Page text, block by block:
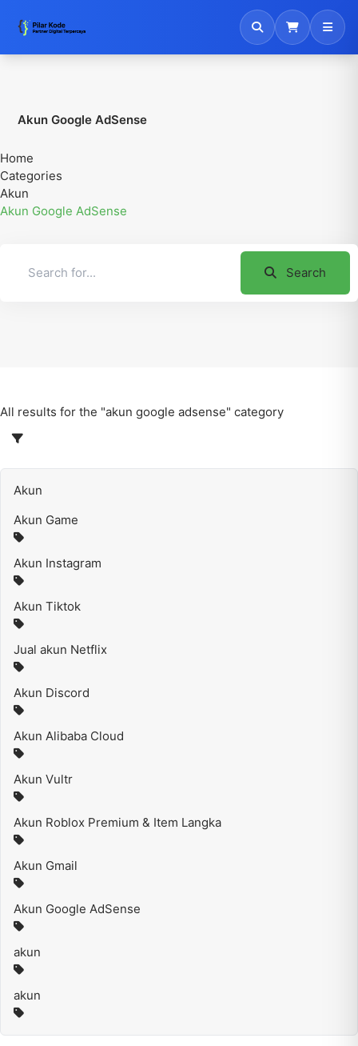
Akun Google AdSense
Home
Categories
Akun
Akun Google AdSense
Search
All results for the "akun google adsense" category
Akun
Akun Game
Akun Instagram
Akun Tiktok
Jual akun Netflix
Akun Discord
Akun Alibaba Cloud
Akun Vultr
Akun Roblox Premium & Item Langka
Akun Gmail
Akun Google AdSense
akun
akun